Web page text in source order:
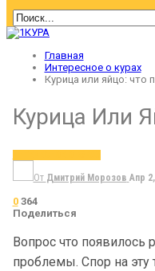
Главная
Интересное о курах
Курица или яйцо: что
Курица Или
От Дмитрий Морозов Апр
0 364
Поделиться
Вопрос что
проблемы. Спор на эту